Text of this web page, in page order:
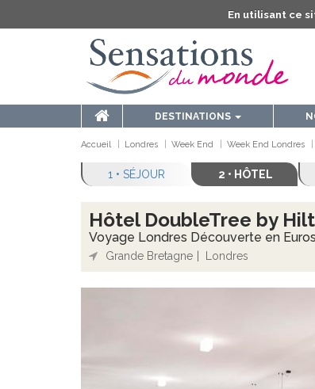
En utilisant ce
DESTINATIONS
Accueil Londres Week End Week End Londres
1 • SÉJOUR 2 • HÔTEL
Hôtel DoubleTree by
Voyage Londres Découverte en
Grande Bretagne Londres